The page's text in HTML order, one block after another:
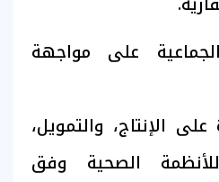
على مواجهة
الإنتاج، والتمويل،
للأنظمة الصحية وفق